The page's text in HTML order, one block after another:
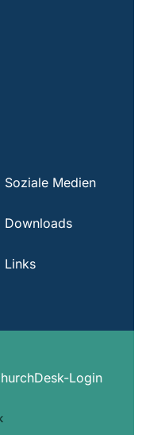
Soziale Medien
Downloads
Links
Login